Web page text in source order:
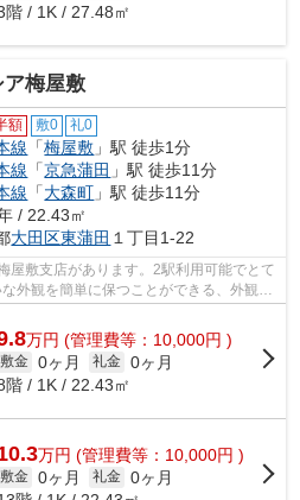
階 / 1K / 27.48㎡
梅屋敷
額 敷0 礼0
線 「梅屋敷 」駅 徒歩1分
線 「京急蒲田 」駅 徒歩11分
線 「大森町 」駅 徒歩11分
/ 22.43㎡
大田区東蒲田 １丁目1-22
屋敷支店があります。2駅利用可能でとて
外観を簡単に保つことができる、外観タ
平...
万円 (管理費等：10,000円 )
敷金 0ヶ月 礼金 0ヶ月
階 / 1K / 22.43㎡
万円 (管理費等：10,000円 )
敷金 0ヶ月 礼金 0ヶ月